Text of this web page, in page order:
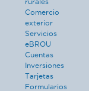
Comercio
exterior
Servicios
eBROU
Cuentas
Inversiones
Tarjetas
Formularios